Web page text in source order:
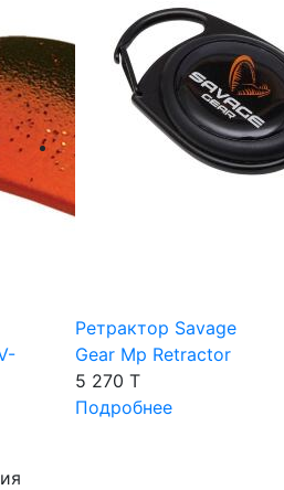
Ретрактор Savage
Gear Mp Retractor
5 270 T
Подробнее